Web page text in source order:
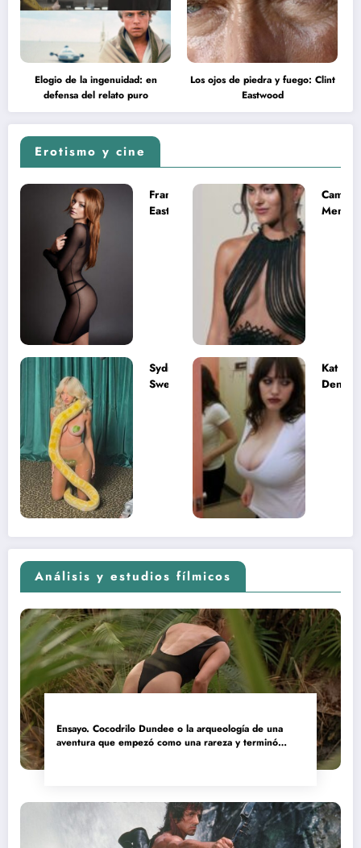
Elogio de la ingenuidad: en
defensa del relato puro
Los ojos de piedra y fuego: Clint
Eastwood
Erotismo y cine
Francesca
Eastwood y
Camila
Mendes
Sydney
Sweeney
adolescente
Kat
Análisis y estudios fílmicos
Ensayo. Cocodrilo Dundee o la arqueología de una
aventura que empezó como una rareza y terminó